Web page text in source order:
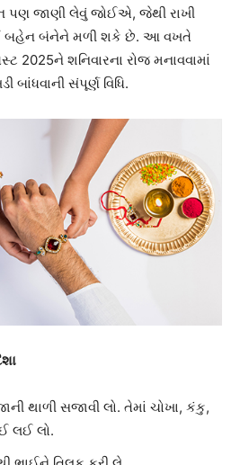
પણ જાણી લેવું જોઈએ, જેથી રાખી
બહેન બંનેને મળી શકે છે. આ વખતે
2025ને શનિવારના રોજ મનાવવામાં
સંપૂર્ણ વિધિ.
થાળી સજાવી લો. તેમાં ચોખા, કંકુ,
લઈ લો.